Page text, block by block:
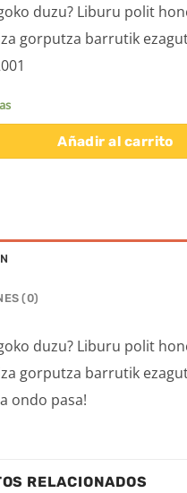
duzu? Liburu polit
gorputza barrutik
Añadir al carrito
(0)
duzu? Liburu polit
gorputza barrutik
ondo pasa!
RELACIONADOS